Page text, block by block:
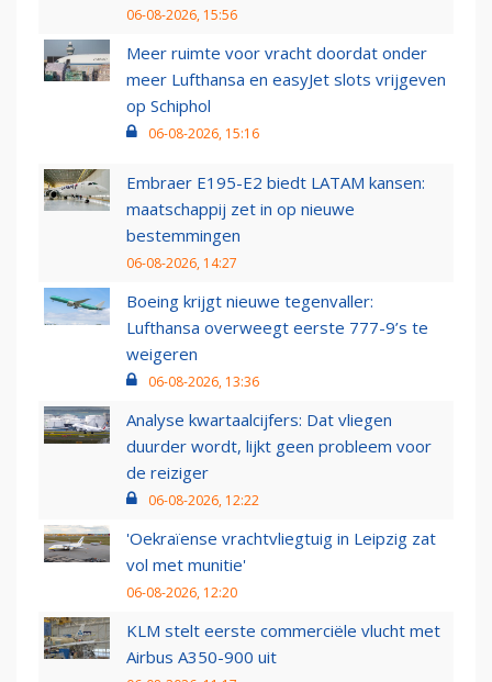
06-08-2026, 15:56
Meer ruimte voor vracht doordat onder
meer Lufthansa en easyJet slots vrijgeven
op Schiphol
06-08-2026, 15:16
Embraer E195-E2 biedt LATAM kansen:
maatschappij zet in op nieuwe
bestemmingen
06-08-2026, 14:27
Boeing krijgt nieuwe tegenvaller:
Lufthansa overweegt eerste 777-9’s te
weigeren
06-08-2026, 13:36
Analyse kwartaalcijfers: Dat vliegen
duurder wordt, lijkt geen probleem voor
de reiziger
06-08-2026, 12:22
'Oekraïense vrachtvliegtuig in Leipzig zat
vol met munitie'
06-08-2026, 12:20
KLM stelt eerste commerciële vlucht met
Airbus A350-900 uit